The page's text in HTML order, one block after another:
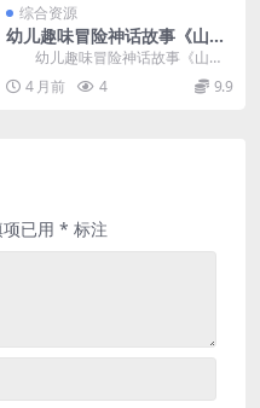
综合资源
幼儿趣味冒险神话故事《山海
经怪兽档案》72集音频Mp3
百度网盘分享
幼儿趣味冒险神话故事《山海
经怪兽档案》，共72集，有趣的幼
儿睡前故事陪伴，M...
4 月前 4 9.9
已用 * 标注